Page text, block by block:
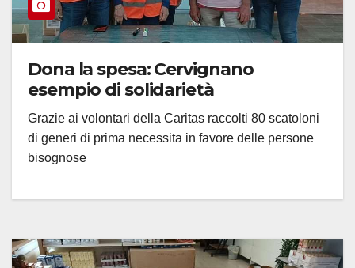
Dona la spesa: Cervignano
esempio di solidarietà
Grazie ai volontari della Caritas raccolti 80 scatoloni
di generi di prima necessita in favore delle persone
bisognose